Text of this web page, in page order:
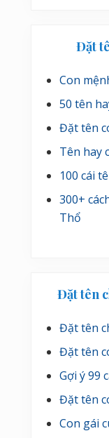
Đặt
Con
50 tên
Đặt tên
Tên hay
100 cái
300+
Thổ
Đặt tên
Đặt tên
Đặt tên
Gợi ý 99
Đặt tên
Con gái